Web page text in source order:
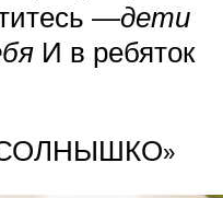
—дети
И в ребяток